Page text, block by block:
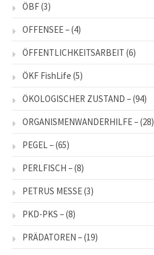
ÖBF(3)
OFFENSEE –(4)
ÖFFENTLICHKEITSARBEIT (6)
ÖKF FishLife (5)
ÖKOLOGISCHER ZUSTAND –(94)
ORGANISMENWANDERHILFE –(28)
PEGEL –(65)
PERLFISCH –(8)
PETRUS MESSE(3)
PKD-PKS –(8)
PRÄDATOREN –(19)